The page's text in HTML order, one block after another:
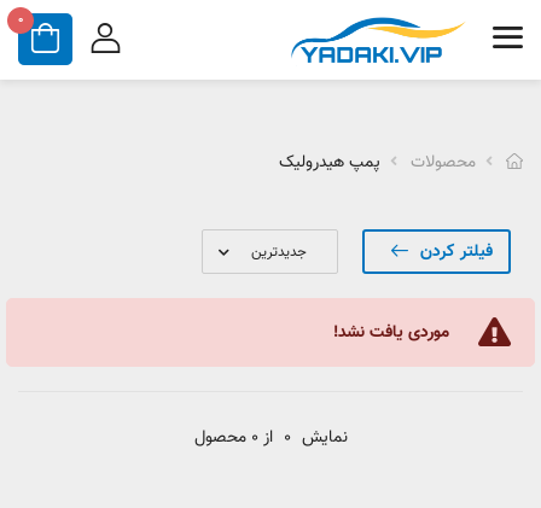
0
محصولات پمپ هیدرولیک
فیلتر کردن
موردی یافت نشد!
نمایش 0 از 0 محصول